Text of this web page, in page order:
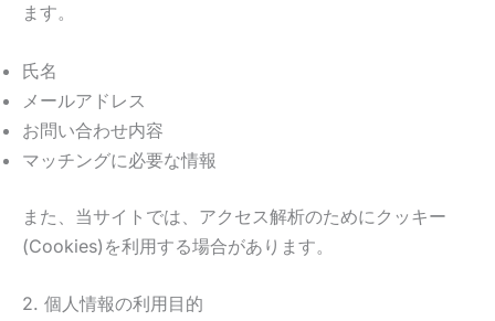
ます。
氏名
メールアドレス
お問い合わせ内容
マッチングに必要な情報
また、当サイトでは、アクセス解析のためにクッキー
(Cookies)を利用する場合があります。
2. 個人情報の利用目的